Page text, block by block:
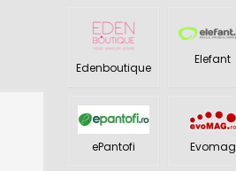
Edenboutique
Elefant
ePantofi Evomag